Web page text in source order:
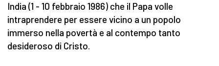
India (1 - 10 febbraio 1986) che il Papa volle
intraprendere per essere vicino a un popolo
immerso nella povertà e al contempo tanto
desideroso di Cristo.